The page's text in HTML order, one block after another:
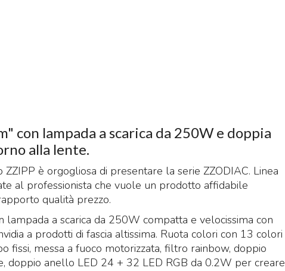
con lampada a scarica da 250W e doppia
alla lente.
è orgogliosa di presentare la serie ZZODIAC. Linea
al professionista che vuole un prodotto affidabile
qualità prezzo.
lampada a scarica da 250W compatta e velocissima con
a prodotti di fascia altissima. Ruota colori con 13 colori
fissi, messa a fuoco motorizzata, filtro rainbow, doppio
doppio anello LED 24 + 32 LED RGB da 0.2W per creare